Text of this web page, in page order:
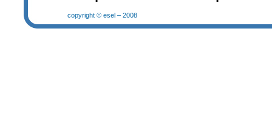
copyright © esel – 2008